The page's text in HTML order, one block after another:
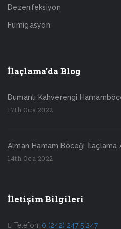
Dezenfeksiyon
Fumigasyon
İlaçlama’da Blog
Dumanlı Kahverengi
17th Oca 2022
Alman Hamam Böceği İlaçlama
14th Oca 2022
İletişim Bilgileri
Telefon: 0 (242) 247 5 247